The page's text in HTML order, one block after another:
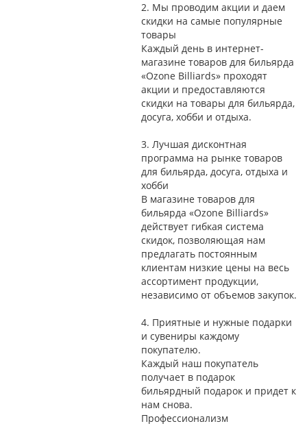
2. Мы проводим акции и даем
скидки на самые популярные
товары
Каждый день в интернет-
магазине товаров для бильярда
«Ozone Billiards» проходят
акции и предоставляются
скидки на товары для бильярда,
досуга, хобби и отдыха.
3. Лучшая дисконтная
программа на рынке товаров
для бильярда, досуга, отдыха и
хобби
В магазине товаров для
бильярда «Ozone Billiards»
действует гибкая система
скидок, позволяющая нам
предлагать постоянным
клиентам низкие цены на весь
ассортимент продукции,
независимо от объемов закупок.
4. Приятные и нужные подарки
и сувениры каждому
покупателю.
Каждый наш покупатель
получает в подарок
бильярдный подарок и придет к
нам снова.
Профессионализм